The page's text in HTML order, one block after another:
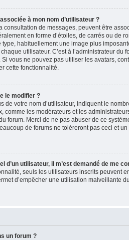
à mon nom d’utilisateur ?
consultation de messages, peuvent être
en forme d’étoiles, de carrés ou de
type, habituellement une image plus
utilisateur. C’est à l’administrateur du
vous ne pouvez pas utiliser les avatars,
cette fonctionnalité.
le modifier ?
de votre nom d’utilisateur, indiquent le
comme les modérateurs et les
forum. Merci de ne pas abuser de ce
de forums ne toléreront pas ceci et
d’un utilisateur, il m’est demandé de me
seuls les utilisateurs inscrits peuvent
d’empêcher une utilisation malveillante
un forum ?